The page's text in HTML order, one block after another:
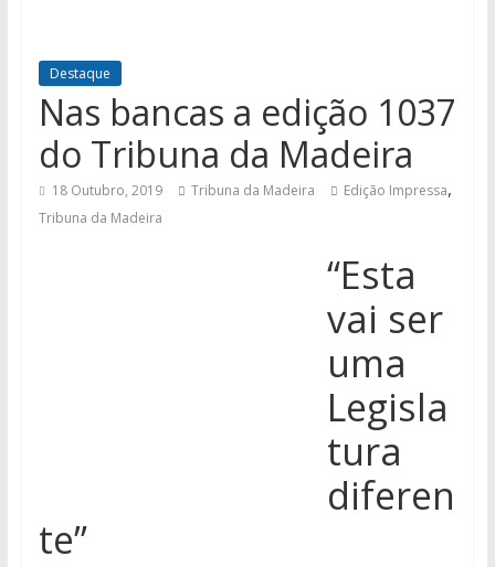
Destaque
Nas bancas a edição 1037
do Tribuna da Madeira
18 Outubro, 2019 Tribuna da Madeira Edição Impressa,
Tribuna da Madeira
“Esta
vai ser
uma
Legisla
tura
diferen
te”